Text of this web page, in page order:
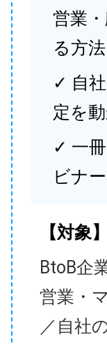
営業
る方法
✓ 自
定を
✓ 一
ビナ
【対象】
BtoB企
営業・
／自社